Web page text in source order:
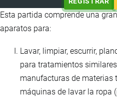
Esta partida comprende una
aparatos para:
Lavar, limpiar, escurrir,
para tratamientos
manufacturas de materias
máquinas de lavar la ropa